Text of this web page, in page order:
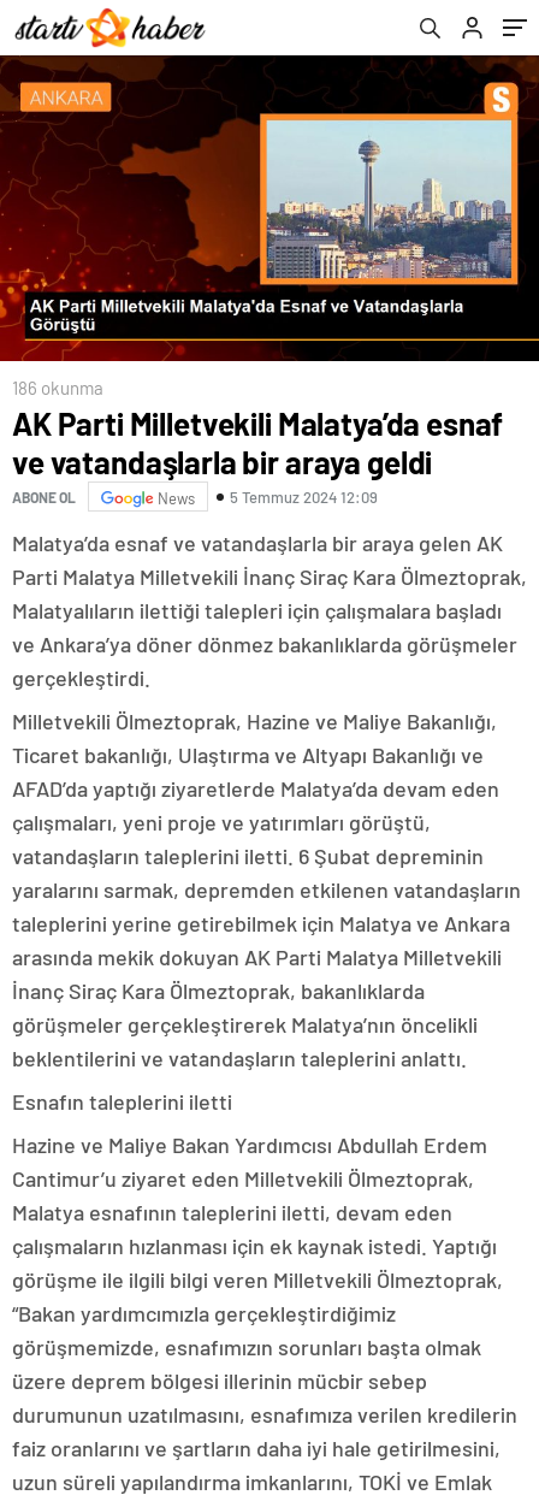
186 okunma
AK Parti Milletvekili Malatya’da esnaf
ve vatandaşlarla bir araya geldi
ABONE OL News 5 Temmuz 2024 12:09
Malatya’da esnaf ve vatandaşlarla bir araya gelen AK
Parti Malatya Milletvekili İnanç Siraç Kara Ölmeztoprak,
Malatyalıların ilettiği talepleri için çalışmalara başladı
ve Ankara’ya döner dönmez bakanlıklarda görüşmeler
gerçekleştirdi.
Milletvekili Ölmeztoprak, Hazine ve Maliye Bakanlığı,
Ticaret bakanlığı, Ulaştırma ve Altyapı Bakanlığı ve
AFAD’da yaptığı ziyaretlerde Malatya’da devam eden
çalışmaları, yeni proje ve yatırımları görüştü,
vatandaşların taleplerini iletti. 6 Şubat depreminin
yaralarını sarmak, depremden etkilenen vatandaşların
taleplerini yerine getirebilmek için Malatya ve Ankara
arasında mekik dokuyan AK Parti Malatya Milletvekili
İnanç Siraç Kara Ölmeztoprak, bakanlıklarda
görüşmeler gerçekleştirerek Malatya’nın öncelikli
beklentilerini ve vatandaşların taleplerini anlattı.
Esnafın taleplerini iletti
Hazine ve Maliye Bakan Yardımcısı Abdullah Erdem
Cantimur’u ziyaret eden Milletvekili Ölmeztoprak,
Malatya esnafının taleplerini iletti, devam eden
çalışmaların hızlanması için ek kaynak istedi. Yaptığı
görüşme ile ilgili bilgi veren Milletvekili Ölmeztoprak,
“Bakan yardımcımızla gerçekleştirdiğimiz
görüşmemizde, esnafımızın sorunları başta olmak
üzere deprem bölgesi illerinin mücbir sebep
durumunun uzatılmasını, esnafımıza verilen kredilerin
faiz oranlarını ve şartların daha iyi hale getirilmesini,
uzun süreli yapılandırma imkanlarını, TOKİ ve Emlak